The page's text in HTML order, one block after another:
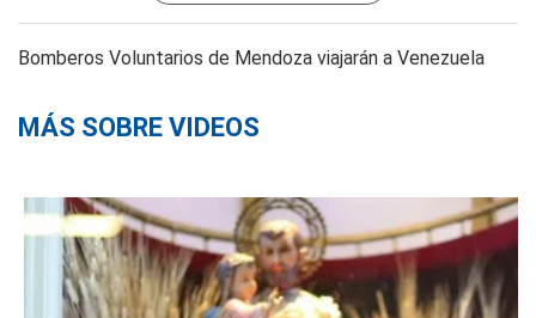
Bomberos Voluntarios de Mendoza viajarán a Venezuela
MÁS SOBRE VIDEOS